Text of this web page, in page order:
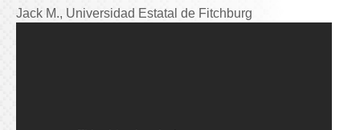
Jack M., Universidad Estatal de Fitchburg